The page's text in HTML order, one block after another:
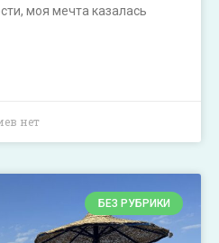
моя мечта казалась
нет
БЕЗ РУБРИКИ